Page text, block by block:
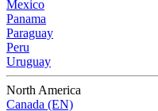
Mexico
Panama
Paraguay
Peru
Uruguay
North America
Canada (EN)